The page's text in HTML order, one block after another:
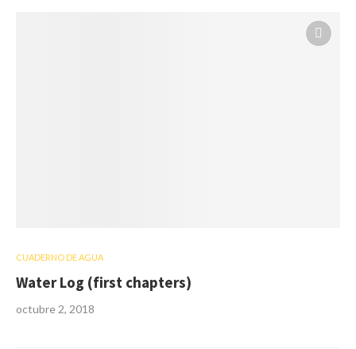
CUADERNO DE AGUA
Water Log (first chapters)
octubre 2, 2018